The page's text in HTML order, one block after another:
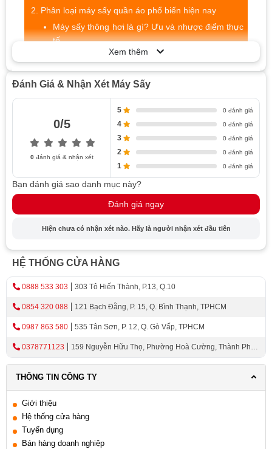
Phân loại máy sấy quần áo phổ biến hiện nay
Máy sấy thông hơi là gì? Ưu và nhược điểm thực
tế
Máy sấy ngưng tụ là gì? Có phù hợp căn hộ
chung cư không?
Máy sấy bơm nhiệt (Heat Pump) – công nghệ tiết
kiệm điện hiện đại
So sánh nhanh & cách chọn máy sấy quần áo
phù hợp
Thiên Kim Home tư vấn và lắp đặt máy sấy quần áo
theo nhu cầu
Kinh nghiệm tư vấn theo số lượng thành viên
trong gia đình
Kinh nghiệm chọn dung tích máy sấy phù hợp
Kinh nghiệm chọn theo không gian lắp đặt thực
tế
Kinh nghiệm khảo sát và tư vấn thực tế tại nhà
Kinh nghiệm lắp đặt và bàn giao tại Thiên Kim
Kinh nghiệm hướng dẫn sử dụng để tăng độ bền
thiết bị
Các thương hiệu máy sấy quần áo tại Thiên Kim
Máy sấy quần áo Electrolux – bền bỉ, tiết kiệm
Máy sấy quần áo Malloca – thiết kế hiện đại,
phân khúc cao cấp
Máy sấy quần áo Bosch – cao cấp, vận hành êm
ái
Xem thêm
Đánh Giá & Nhận Xét Máy Sấy
0/5
0đánh giá & nhận xét
5 0 đánh giá
4 0 đánh giá
3 0 đánh giá
2 0 đánh giá
1 0 đánh giá
Bạn đánh giá sao danh mục này?
Đánh giá ngay
Hiện chưa có nhận xét nào. Hãy là người nhận xét đầu tiên
HỆ THỐNG CỬA HÀNG
0888 533 303 303 Tô Hiến Thành, P.13, Q.10
0854 320 088 121 Bạch Đằng, P. 15, Q. Bình Thạnh, TPHCM
0987 863 580 535 Tân Sơn, P. 12, Q. Gò Vấp, TPHCM
0378771123
159 Nguyễn Hữu Thọ, Phường Hoà Cường, Thành Phố
THÔNG TIN CÔNG TY
Giới thiệu
Hệ thống cửa hàng
Tuyển dụng
Bán hàng doanh nghiệp